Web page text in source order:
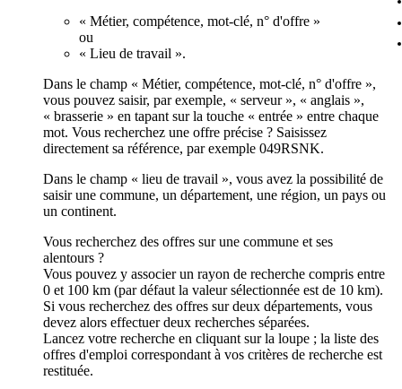
« Métier, compétence, mot-clé, n° d'offre »
ou
« Lieu de travail ».
Dans le champ « Métier, compétence, mot-clé, n° d'offre »,
vous pouvez saisir, par exemple, « serveur », « anglais »,
« brasserie » en tapant sur la touche « entrée » entre chaque
mot. Vous recherchez une offre précise ? Saisissez
directement sa référence, par exemple 049RSNK.
Dans le champ « lieu de travail », vous avez la possibilité de
saisir une commune, un département, une région, un pays ou
un continent.
Vous recherchez des offres sur une commune et ses
alentours ?
Vous pouvez y associer un rayon de recherche compris entre
0 et 100 km (par défaut la valeur sélectionnée est de 10 km).
Si vous recherchez des offres sur deux départements, vous
devez alors effectuer deux recherches séparées.
Lancez votre recherche en cliquant sur la loupe ; la liste des
offres d'emploi correspondant à vos critères de recherche est
restituée.